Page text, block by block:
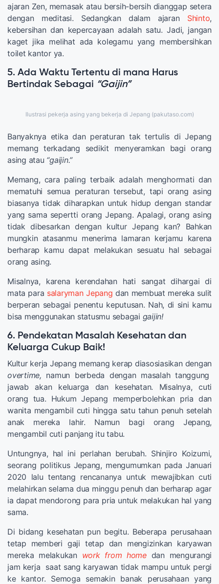
ajaran Zen, memasak atau bersih-bersih dianggap setera
dengan meditasi. Sedangkan dalam ajaran Shinto,
kebersihan dan kepercayaan adalah satu. Jadi, jangan
kaget jika melihat ada kolegamu yang membersihkan
toilet kantor ya.
5. Ada Waktu Tertentu di mana Harus
Bertindak Sebagai “Gaijin”
Ilustrasi pekerja asing yang bekerja di Jepang (pakutaso.com)
Banyaknya etika dan peraturan tak tertulis di Jepang
memang terkadang sedikit menyeramkan bagi orang
asing atau “gaijin.”
Memang, cara paling terbaik adalah menghormati dan
mematuhi semua peraturan tersebut, tapi orang asing
biasanya tidak diharapkan untuk hidup dengan standar
yang sama sepertti orang Jepang. Apalagi, orang asing
tidak dibesarkan dengan kultur Jepang kan? Bahkan
mungkin atasanmu menerima lamaran kerjamu karena
berharap kamu dapat melakukan sesuatu hal sebagai
orang asing.
Misalnya, karena kerendahan hati sangat dihargai di
mata para salaryman Jepang dan membuat mereka sulit
berperan sebagai penentu keputusan. Nah, di sini kamu
bisa menggunakan statusmu sebagai gaijin!
6. Pendekatan Masalah Kesehatan dan
Keluarga Cukup Baik!
Kultur kerja Jepang memang kerap diasosiasikan dengan
overtime, namun berbeda dengan masalah tanggung
jawab akan keluarga dan kesehatan. Misalnya, cuti
orang tua. Hukum Jepang memperbolehkan pria dan
wanita mengambil cuti hingga satu tahun penuh setelah
anak mereka lahir. Namun bagi orang Jepang,
mengambil cuti panjang itu tabu.
Untungnya, hal ini perlahan berubah. Shinjiro Koizumi,
seorang politikus Jepang, mengumumkan pada Januari
2020 lalu tentang rencananya untuk mewajibkan cuti
melahirkan selama dua minggu penuh dan berharap agar
ia dapat mendorong para pria untuk melakukan hal yang
sama.
Di bidang kesehatan pun begitu. Beberapa perusahaan
tetap memberi gaji tetap dan mengizinkan karyawan
mereka melakukan work from homedan mengurangi
jam kerja saat sang karyawan tidak mampu untuk pergi
ke kantor. Semoga semakin banak perusahaan yang